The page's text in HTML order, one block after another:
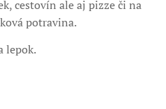
cestovín ale aj pizze či na
potravina.
lepok.